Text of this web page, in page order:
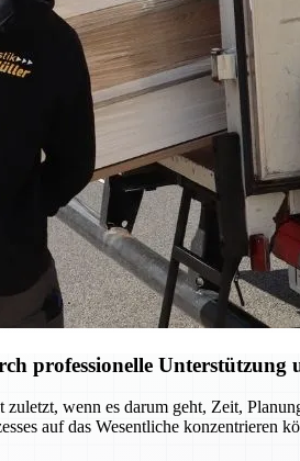
professionelle Unterstützung
wenn es darum geht, Zeit,
auf das Wesentliche